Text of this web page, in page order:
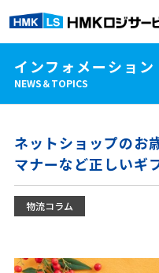
インフォメーション
NEWS＆TOPICS
ネットショップのお
マナーなど正しいギ
物流コラム